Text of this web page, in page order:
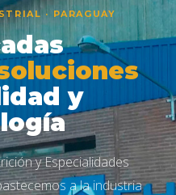
· PARAGUAY
y
y Especialidades
a la industria